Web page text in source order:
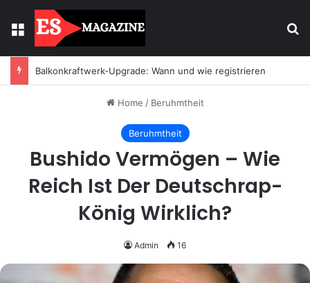
Menu
Balkonkraftwerk-Upgrade: Wann und wie registrieren
Home / Beruhmtheit
Beruhmtheit
Bushido Vermögen – Wie
Reich Ist Der Deutschrap-
König Wirklich?
Admin 16